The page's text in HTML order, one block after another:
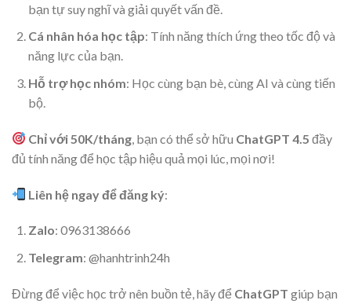
bạn tự suy nghĩ và giải quyết vấn đề.
Cá nhân hóa học tập: Tính năng thích ứng theo tốc độ và
năng lực của bạn.
Hỗ trợ học nhóm: Học cùng bạn bè, cùng AI và cùng tiến
bộ.
Chỉ với 50K/tháng , bạn có thể sở hữu ChatGPT 4.5 đầy
đủ tính năng để học tập hiệu quả mọi lúc, mọi nơi!
Liên hệ ngay để đăng ký:
Zalo: 0963138666
Telegram: @hanhtrinh24h
Đừng để việc học trở nên buồn tẻ, hãy để ChatGPT giúp bạn